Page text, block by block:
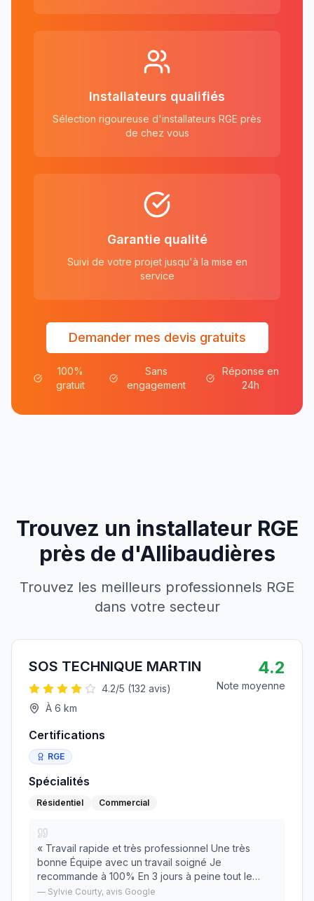
Installateurs qualifiés
Sélection rigoureuse d'installateurs RGE près
de chez vous
Garantie qualité
Suivi de votre projet jusqu'à la mise en
service
Demander mes devis gratuits
100%
gratuit
Sans
engagement
Réponse en
24h
Trouvez un installateur RGE
près de d'Allibaudières
Trouvez les meilleurs professionnels RGE
dans votre secteur
SOS TECHNIQUE MARTIN
4.2/5 (132 avis)
À 6 km
4.2
Note moyenne
Certifications
RGE
Spécialités
Résidentiel Commercial
« Travail rapide et très professionnel Une très
bonne Équipe avec un travail soigné Je
recommande à 100% En 3 jours à peine tout le
système était monté et la chaudière fonctionnelle
— Sylvie Courty, avis Google